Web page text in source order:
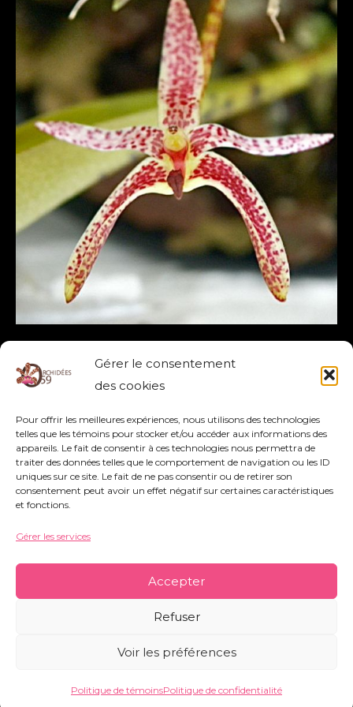
Gérer le consentement
des cookies
Pour offrir les meilleures expériences, nous utilisons des technologies
telles que les témoins pour stocker et/ou accéder aux informations des
appareils. Le fait de consentir à ces technologies nous permettra de
traiter des données telles que le comportement de navigation ou les ID
uniques sur ce site. Le fait de ne pas consentir ou de retirer son
consentement peut avoir un effet négatif sur certaines caractéristiques
et fonctions.
Gérer les services
Accepter
Refuser
Voir les préférences
Politique de témoinsPolitique de confidentialité
BULBOPHYLLUM PATENS
BULBOPHYLLUM,PATENS
Lire la suite »
rue Nestor Bouliez - 59690 Vieux-Condé -
orchidees59@orange.fr-Mentions légales-
Politique de témoins-Conditions générales
Copyright © 2026 Orchidées 59 | Réalisé par CO&COM